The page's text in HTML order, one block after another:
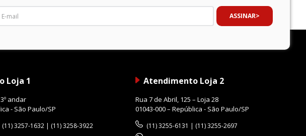
ASSINAR
Loja 1
andar
- São Paulo/SP
3257-1632 | (11) 3258-3922
Atendimento Loja 2
Rua 7 de Abril, 125 – Loja 28
01043-000 – República - São Paulo/SP
(11) 3255-6131 | (11) 3255-2697